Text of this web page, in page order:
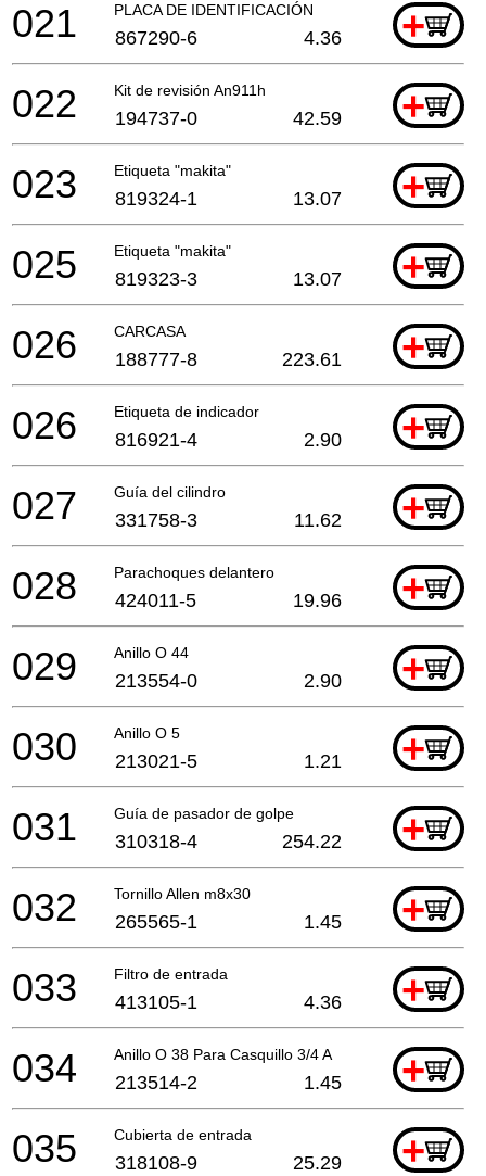
PLACA DE IDENTIFICACIÓN +
021 867290-6 4.36
Kit de revisión An911h +
022 194737-0 42.59
Etiqueta "makita" +
023 819324-1 13.07
Etiqueta "makita" +
025 819323-3 13.07
CARCASA +
026 188777-8 223.61
Etiqueta de indicador +
026 816921-4 2.90
Guía del cilindro +
027 331758-3 11.62
Parachoques delantero +
028 424011-5 19.96
Anillo O 44 +
029 213554-0 2.90
Anillo O 5 +
030 213021-5 1.21
Guía de pasador de golpe +
031 310318-4 254.22
Tornillo Allen m8x30 +
032 265565-1 1.45
Filtro de entrada +
033 413105-1 4.36
Anillo O 38 Para Casquillo 3/4 A +
034 213514-2 1.45
Cubierta de entrada +
035 318108-9 25.29